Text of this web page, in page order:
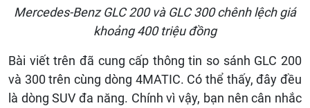
Mercedes-Benz GLC 200 và GLC 300 chênh lệch giá
khoảng 400 triệu đồng
Bài viết trên đã cung cấp thông tin so sánh GLC 200
và 300 trên cùng dòng 4MATIC. Có thể thấy, đây đều
là dòng SUV đa năng. Chính vì vậy, bạn nên cân nhắc